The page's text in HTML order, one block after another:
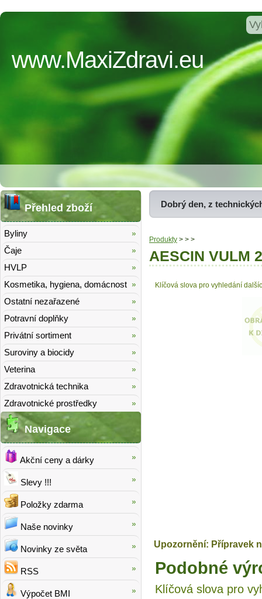
www.MaxiZdravi.eu
Dobrý den, z
Produkty > > >
AESCIN VULM
Klíčová slova pro vyhledání
Upozornění: Přípravek
Podobné
Klíčová slova pro
Přehled zboží
Byliny
Čaje
HVLP
Kosmetika, hygiena, domácnost
Ostatní nezařazené
Potravní doplňky
Privátní sortiment
Suroviny a biocidy
Veterina
Zdravotnická technika
Zdravotnické prostředky
Navigace
Akční ceny a dárky
Slevy !!!
Položky zdarma
Naše novinky
Novinky ze světa
RSS
Výpočet BMI